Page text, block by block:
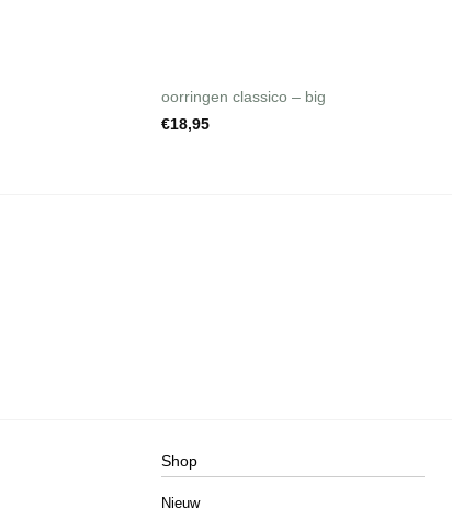
oorringen classico – big
€18,95
Shop
Nieuw